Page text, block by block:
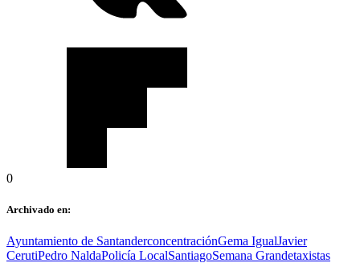
0
Archivado en:
Ayuntamiento de SantanderconcentraciónGema IgualJavier
CerutiPedro NaldaPolicía LocalSantiagoSemana Grandetaxistas